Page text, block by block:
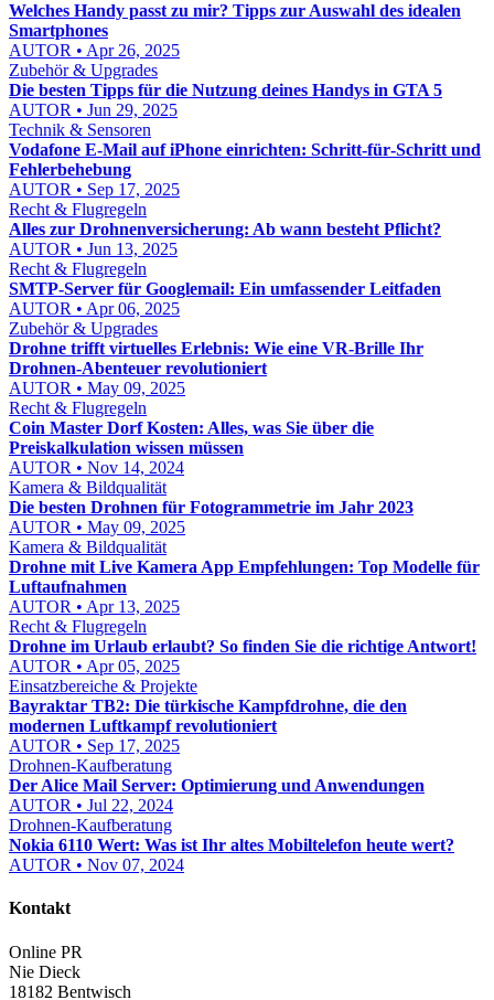
Welches Handy passt zu mir? Tipps zur Auswahl des idealen
Smartphones
AUTOR • Apr 26, 2025
Zubehör & Upgrades
Die besten Tipps für die Nutzung deines Handys in GTA 5
AUTOR • Jun 29, 2025
Technik & Sensoren
Vodafone E‑Mail auf iPhone einrichten: Schritt‑für‑Schritt und
Fehlerbehebung
AUTOR • Sep 17, 2025
Recht & Flugregeln
Alles zur Drohnenversicherung: Ab wann besteht Pflicht?
AUTOR • Jun 13, 2025
Recht & Flugregeln
SMTP-Server für Googlemail: Ein umfassender Leitfaden
AUTOR • Apr 06, 2025
Zubehör & Upgrades
Drohne trifft virtuelles Erlebnis: Wie eine VR-Brille Ihr
Drohnen-Abenteuer revolutioniert
AUTOR • May 09, 2025
Recht & Flugregeln
Coin Master Dorf Kosten: Alles, was Sie über die
Preiskalkulation wissen müssen
AUTOR • Nov 14, 2024
Kamera & Bildqualität
Die besten Drohnen für Fotogrammetrie im Jahr 2023
AUTOR • May 09, 2025
Kamera & Bildqualität
Drohne mit Live Kamera App Empfehlungen: Top Modelle für
Luftaufnahmen
AUTOR • Apr 13, 2025
Recht & Flugregeln
Drohne im Urlaub erlaubt? So finden Sie die richtige Antwort!
AUTOR • Apr 05, 2025
Einsatzbereiche & Projekte
Bayraktar TB2: Die türkische Kampfdrohne, die den
modernen Luftkampf revolutioniert
AUTOR • Sep 17, 2025
Drohnen-Kaufberatung
Der Alice Mail Server: Optimierung und Anwendungen
AUTOR • Jul 22, 2024
Drohnen-Kaufberatung
Nokia 6110 Wert: Was ist Ihr altes Mobiltelefon heute wert?
AUTOR • Nov 07, 2024
Kontakt
Online PR
Nie Dieck
18182 Bentwisch